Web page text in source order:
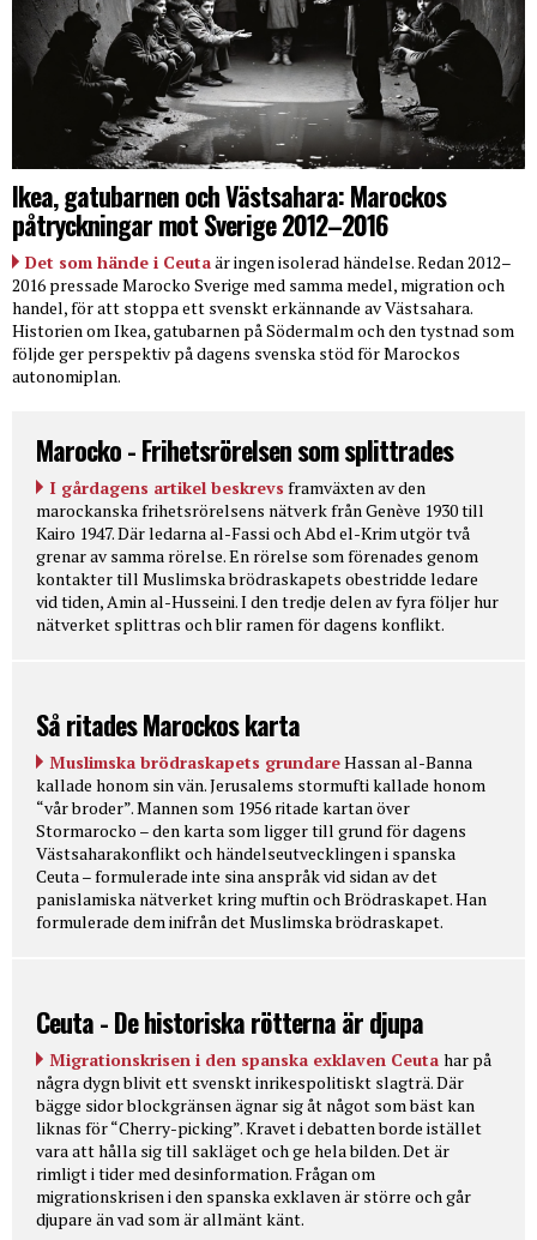
Ikea, gatubarnen och Västsahara: Marockos
påtryckningar mot Sverige 2012–2016
Det som hände i Ceutaär ingen isolerad händelse. Redan 2012–
2016 pressade Marocko Sverige med samma medel, migration och
handel, för att stoppa ett svenskt erkännande av Västsahara.
Historien om Ikea, gatubarnen på Södermalm och den tystnad som
följde ger perspektiv på dagens svenska stöd för Marockos
autonomiplan.
Marocko - Frihetsrörelsen som splittrades
I gårdagens artikel beskrevs framväxten av den
marockanska frihetsrörelsens nätverk från Genève 1930 till
Kairo 1947. Där ledarna al-Fassi och Abd el-Krim utgör två
grenar av samma rörelse. En rörelse som förenades genom
kontakter till Muslimska brödraskapets obestridde ledare
vid tiden, Amin al-Husseini. I den tredje delen av fyra följer hur
nätverket splittras och blir ramen för dagens konflikt.
Så ritades Marockos karta
Muslimska brödraskapets grundareHassan al-Banna
kallade honom sin vän. Jerusalems stormufti kallade honom
“vår broder”. Mannen som 1956 ritade kartan över
Stormarocko – den karta som ligger till grund för dagens
Västsaharakonflikt och händelseutvecklingen i spanska
Ceuta – formulerade inte sina anspråk vid sidan av det
panislamiska nätverket kring muftin och Brödraskapet. Han
formulerade dem inifrån det Muslimska brödraskapet.
Ceuta - De historiska rötterna är djupa
Migrationskrisen i den spanska exklaven Ceuta har på
några dygn blivit ett svenskt inrikespolitiskt slagträ. Där
bägge sidor blockgränsen ägnar sig åt något som bäst kan
liknas för “Cherry-picking”. Kravet i debatten borde istället
vara att hålla sig till sakläget och ge hela bilden. Det är
rimligt i tider med desinformation. Frågan om
migrationskrisen i den spanska exklaven är större och går
djupare än vad som är allmänt känt.